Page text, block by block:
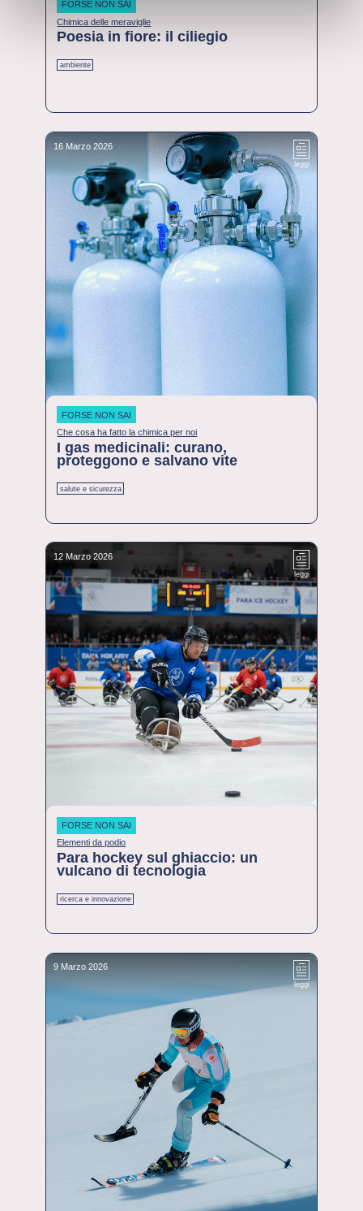
FORSE NON SAI
Chimica delle meraviglie
Poesia in fiore: il ciliegio
ambiente
16 Marzo 2026
leggi
FORSE NON SAI
Che cosa ha fatto la chimica per noi
I gas medicinali: curano,
proteggono e salvano vite
salute e sicurezza
12 Marzo 2026
leggi
FORSE NON SAI
Elementi da podio
Para hockey sul ghiaccio: un
vulcano di tecnologia
ricerca e innovazione
9 Marzo 2026
leggi